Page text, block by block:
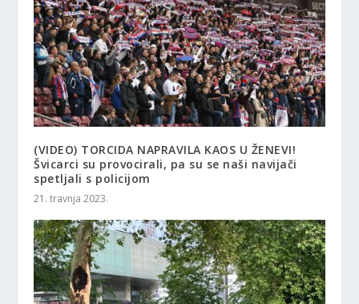
(VIDEO) TORCIDA NAPRAVILA KAOS U ŽENEVI!
Švicarci su provocirali, pa su se naši navijači
spetljali s policijom
21. travnja 2023.